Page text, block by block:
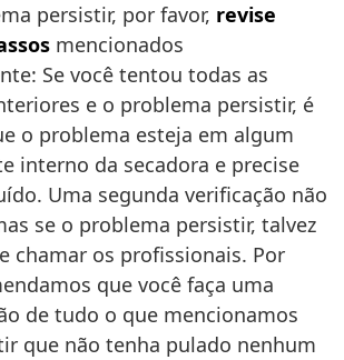
persistir, por favor, revise
mencionados
Se você tentou todas as
e o problema persistir, é
o problema esteja em algum
interno da secadora e precise
Uma segunda verificação não
se o problema persistir, talvez
chamar os profissionais. Por
que você faça uma
de tudo o que mencionamos
que não tenha pulado nenhum